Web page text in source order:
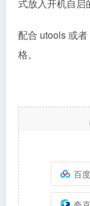
式放入开机自启
配合 utools 或
格。
百